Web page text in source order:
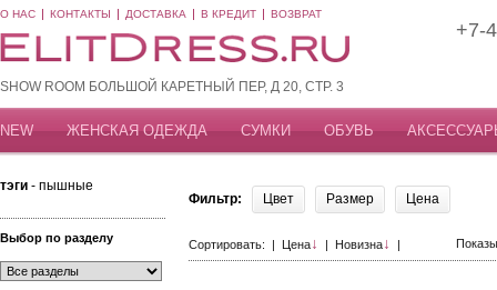
О НАС КОНТАКТЫ ДОСТАВКА В КРЕДИТ ВОЗВРАТ
SHOW ROOM БОЛЬШОЙ КАРЕТНЫЙ ПЕР, Д 20, СТР. 3
+7-
NEW ЖЕНСКАЯ ОДЕЖДА СУМКИ ОБУВЬ
тэги - пышные
Выбор по разделу
Фильтр: Цвет Размер Цена
Сортировать: | Цена↓ | Новизна↓ |